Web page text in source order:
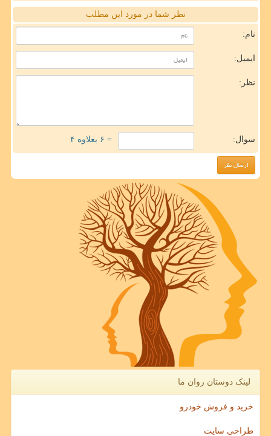
نظر شما در مورد این مطلب
نام:
ایمیل:
نظر:
سوال: = ۶ بعلاوه ۴
لینک دوستان روان ما
خرید و فروش خودرو
طراحی سایت